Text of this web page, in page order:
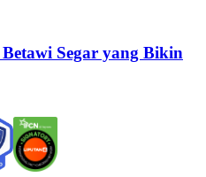
Segar yang Bikin